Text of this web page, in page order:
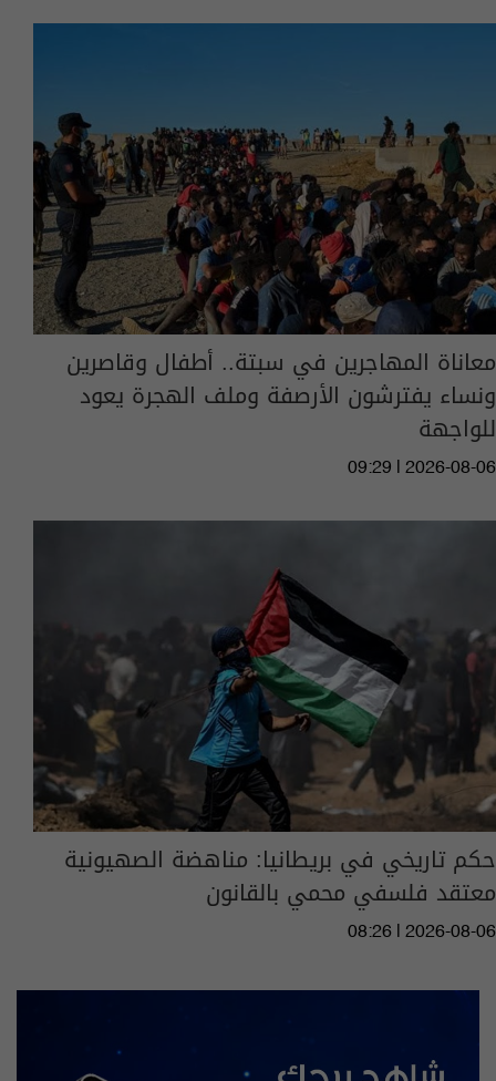
معاناة المهاجرين في سبتة.. أطفال وقاصرين
ونساء يفترشون الأرصفة وملف الهجرة يعود
للواجهة
09:29 | 2026-08-06
حكم تاريخي في بريطانيا: مناهضة الصهيونية
معتقد فلسفي محمي بالقانون
08:26 | 2026-08-06